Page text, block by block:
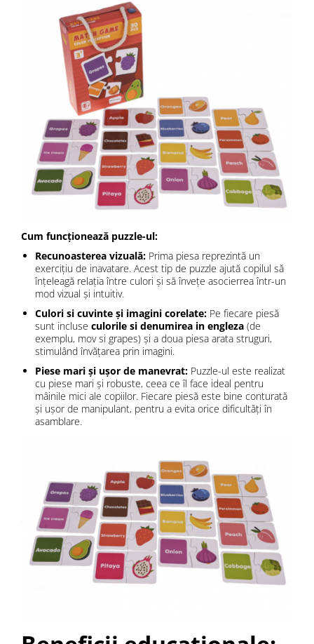
Cum funcționează puzzle-ul:
Recunoasterea vizuală: Prima piesa reprezintă un
exercițiu de inavatare. Acest tip de puzzle ajută copilul să
înțeleagă relația între culori și să învețe asocierrea într-un
mod vizual și intuitiv.
Culori si cuvinte și imagini corelate: Pe fiecare piesă
sunt incluse culorile si denumirea in engleza (de
exemplu, mov si grapes) și a doua piesa arata struguri,
stimulând învățarea prin imagini.
Piese mari și ușor de manevrat: Puzzle-ul este realizat
cu piese mari și robuste, ceea ce îl face ideal pentru
mâinile mici ale copiilor. Fiecare piesă este bine conturată
și ușor de manipulant, pentru a evita orice dificultăți în
asamblare.